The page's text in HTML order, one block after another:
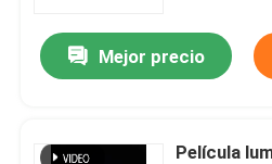
Mejor precio
Película